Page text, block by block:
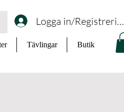
Logga in/Registrering
Tävlingar Butik